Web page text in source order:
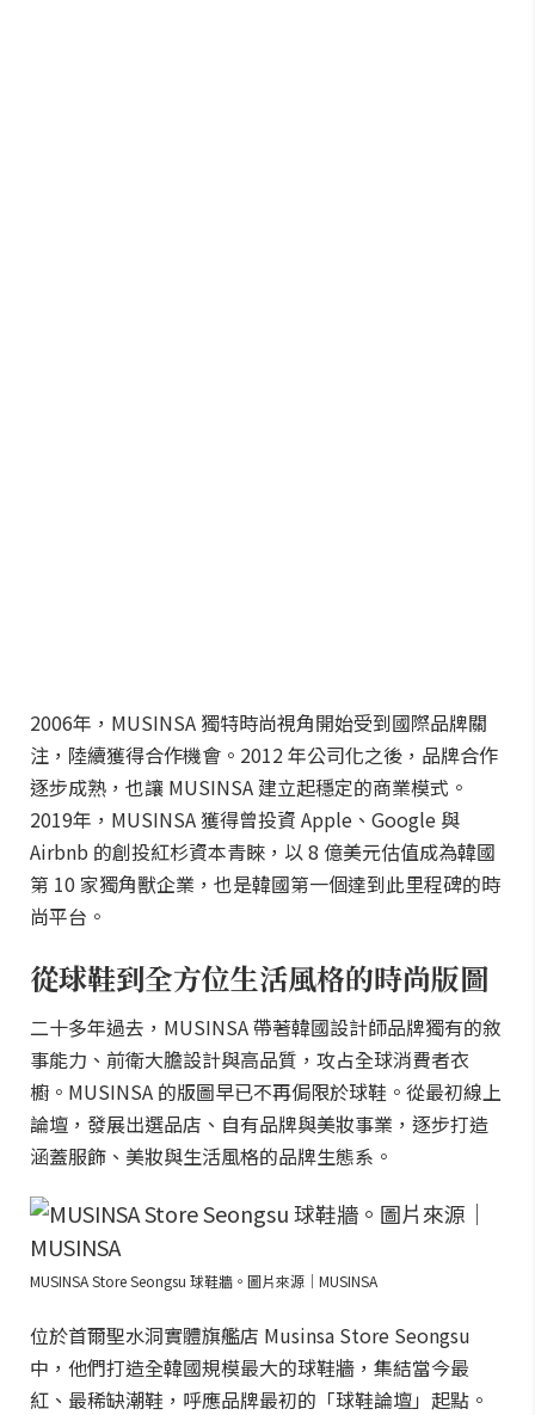
2006年，MUSINSA 獨特時尚視角開始受到國際品牌關
注，陸續獲得合作機會。2012 年公司化之後，品牌合作
逐步成熟，也讓 MUSINSA 建立起穩定的商業模式。
2019年，MUSINSA 獲得曾投資 Apple、Google 與
Airbnb 的創投紅杉資本青睞，以 8 億美元估值成為韓國
第 10 家獨角獸企業，也是韓國第一個達到此里程碑的時
尚平台。
從球鞋到全方位生活風格的時尚版圖
二十多年過去，MUSINSA 帶著韓國設計師品牌獨有的敘
事能力、前衛大膽設計與高品質，攻占全球消費者衣
櫥。MUSINSA 的版圖早已不再侷限於球鞋。從最初線上
論壇，發展出選品店、自有品牌與美妝事業，逐步打造
涵蓋服飾、美妝與生活風格的品牌生態系。
MUSINSA Store Seongsu 球鞋牆。圖片來源｜MUSINSA
位於首爾聖水洞實體旗艦店 Musinsa Store Seongsu
中，他們打造全韓國規模最大的球鞋牆，集結當今最
紅、最稀缺潮鞋，呼應品牌最初的「球鞋論壇」起點。